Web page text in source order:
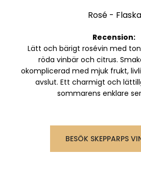
Rosé- Flaska
Recension:
Lätt och bärigt rosévin med
röda vinbär och citrus.
okomplicerad med mjuk frukt,
avslut. Ett charmigt och
sommarens enklare
BESÖK SKEPPARPS